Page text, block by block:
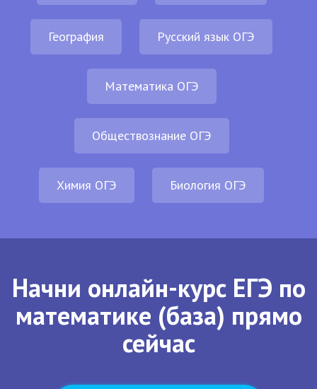
География Русский язык ОГЭ
Математика ОГЭ
Обществознание ОГЭ
Химия ОГЭ Биология ОГЭ
Начни онлайн-курс ЕГЭ по
математике (база) прямо
сейчас